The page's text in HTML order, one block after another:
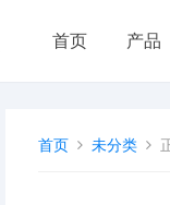
首页 产品
首页 未分类